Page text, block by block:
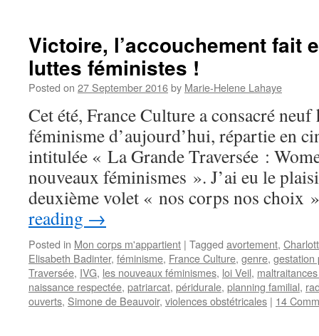
Victoire, l’accouchement fait
luttes féministes !
Posted on 27 September 2016by Marie-Helene Lahaye
Cet été, France Culture a consacré neuf
féminisme d’aujourd’hui, répartie en
intitulée « La Grande Traversée :
nouveaux féminismes ». J’ai eu le
deuxième volet « nos corps nos choix
reading →
Posted in Mon corps m'appartient | Tagged avortement,
Elisabeth Badinter, féminisme, France Culture, genre, gestation
Traversée, IVG, les nouveaux féminismes, loi Veil,
naissance respectée, patriarcat, péridurale, planning familial,
ouverts, Simone de Beauvoir, violences obstétricales | 14